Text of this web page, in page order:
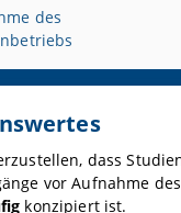
des
dass
vor Aufnahme
konzipiert ist.